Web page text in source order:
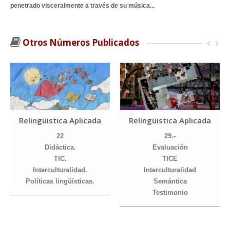
penetrado visceralmente a través de su música...
Otros Números Publicados
Relingüistica Aplicada
22
Didáctica.
TIC.
Interculturalidad.
Políticas lingüísticas.
Relingüistica Aplicada
29.-
Evaluación
TICE
Interculturalidad
Semántica
Testimonio